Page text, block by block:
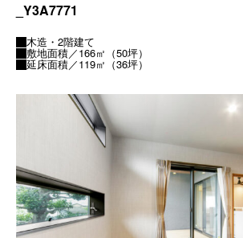
_Y3A7771
木造・2階建て
敷地面積／166㎡（50坪）
延床面積／119㎡（36坪）